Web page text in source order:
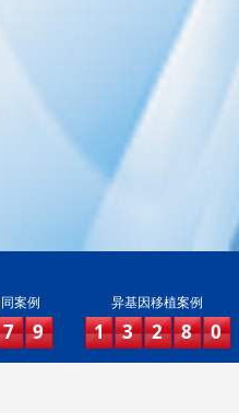
案例
7 9
异基因移植案例
1 3 2 8 0